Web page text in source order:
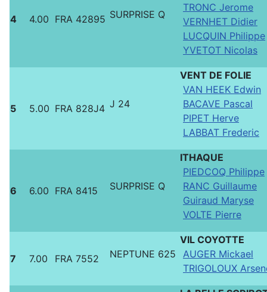
4 4.00 FRA 42895 SURPRISE Q
TRONC Jerome
VERNHET Didier
LUCQUIN Philippe
YVETOT Nicolas
5 5.00 FRA 828J4 J 24
VENT DE FOLIE
VAN HEEK Edwin
BACAVE Pascal
PIPET Herve
LABBAT Frederic
6 6.00 FRA 8415 SURPRISE Q
ITHAQUE
PIEDCOQ Philippe
RANC Guillaume
Guiraud Maryse
VOLTE Pierre
7 7.00 FRA 7552 NEPTUNE 625
VIL COYOTTE
AUGER Mickael
TRIGOLOUX